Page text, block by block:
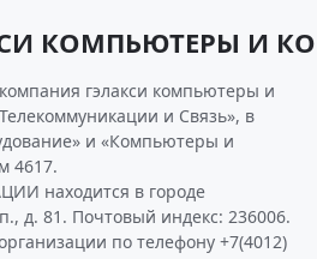
КОМПЬЮТЕРЫ И
гэлакси компьютеры и
и Связь», в
и «Компьютеры и
4617.
находится в городе
д. 81. Почтовый индекс: 236006.
по телефону +7(4012)